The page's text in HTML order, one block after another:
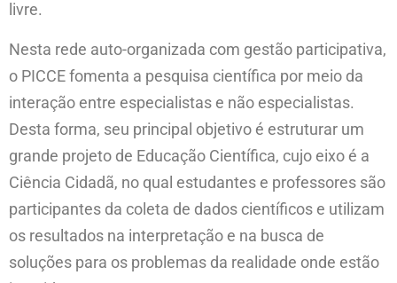
livre.
Nesta rede auto-organizada com gestão participativa,
o PICCE fomenta a pesquisa científica por meio da
interação entre especialistas e não especialistas.
Desta forma, seu principal objetivo é estruturar um
grande projeto de Educação Científica, cujo eixo é a
Ciência Cidadã, no qual estudantes e professores são
participantes da coleta de dados científicos e utilizam
os resultados na interpretação e na busca de
soluções para os problemas da realidade onde estão